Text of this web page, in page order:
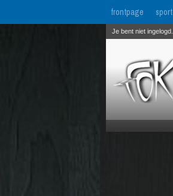
frontpage sport
Je bent niet ingelogd.